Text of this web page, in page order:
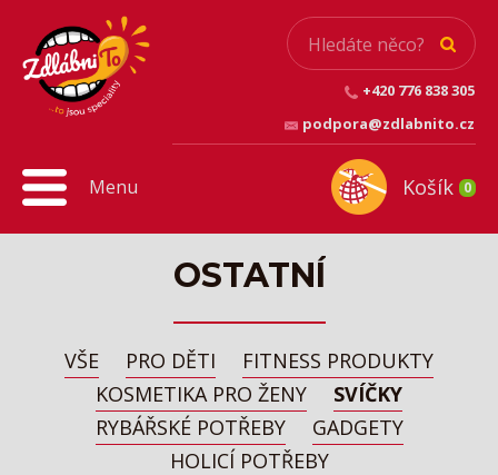
+420 776 838 305
podpora@zdlabnito.cz
Košík 0
Menu
OSTATNÍ
VŠE PRO DĚTI
FITNESS PRODUKTY
KOSMETIKA PRO ŽENY
SVÍČKY
RYBÁŘSKÉ POTŘEBY
GADGETY
HOLICÍ POTŘEBY